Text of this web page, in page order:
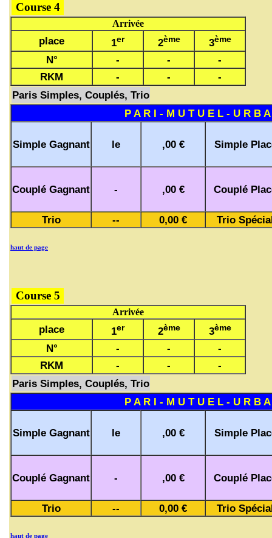
Course 4
Arrivée
place 1er 2ème 3ème
N° - -
-
RKM
- -
-
Paris Simples, Couplés, Trio
P A R I - M U T U E L - U R B
Simple Gagnant le ,00 € Simple
Couplé Gagnant - ,00 € Couplé
Trio -- 0,00 € Trio
haut de page
Course 5
Arrivée
place 1er 2ème 3ème
N° - -
-
RKM
- -
-
Paris Simples, Couplés, Trio
P A R I - M U T U E L - U R B
Simple Gagnant le ,00 € Simple
Couplé Gagnant - ,00 € Couplé
Trio -- 0,00 € Trio
haut de page